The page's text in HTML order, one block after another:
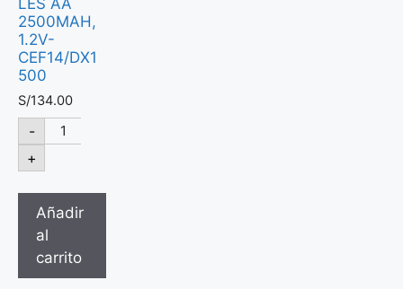
2500MAH,
1.2V-
CEF14/DX1
500
S/134.00
-
+
Añadir
al
carrito